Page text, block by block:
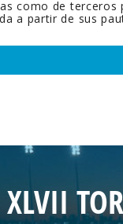
como de
a partir de sus
XLVII